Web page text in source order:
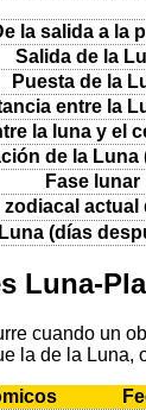
la salida a la
Salida de la
Puesta de la
entre la
la luna y el
de la Luna
Fase lunar
actual
(días
Luna-
cuando un
la de la